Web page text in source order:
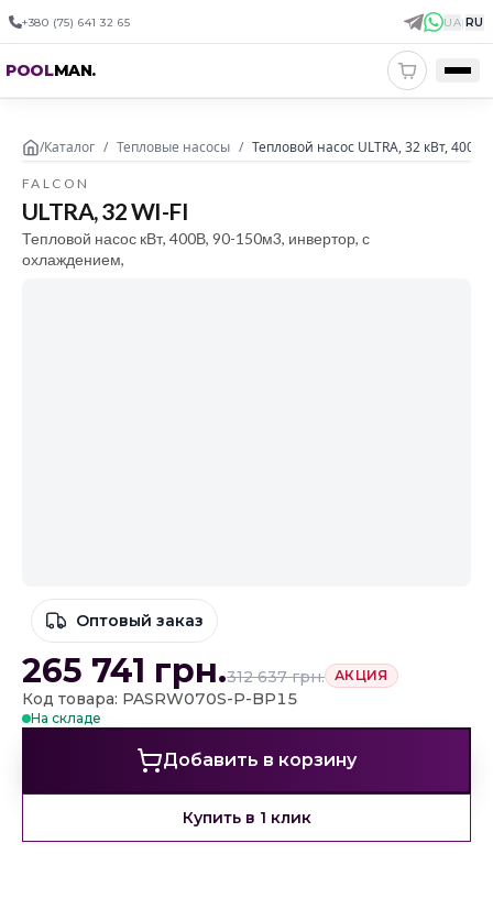
+380 (75) 641 32 65 UA|RU
POOLMAN.
/Каталог / Тепловые насосы / Тепловой насос ULTRA, 32 кВт,
FALCON
ULTRA, 32 WI-FI
Тепловой насос кВт, 400В, 90-150м3, инвертор, с
охлаждением,
Оптовый заказ
265 741 грн.312 637грн. АКЦИЯ
Код товара: PASRW070S-P-BP15
На складе
Добавить в корзину
Купить в 1 клик